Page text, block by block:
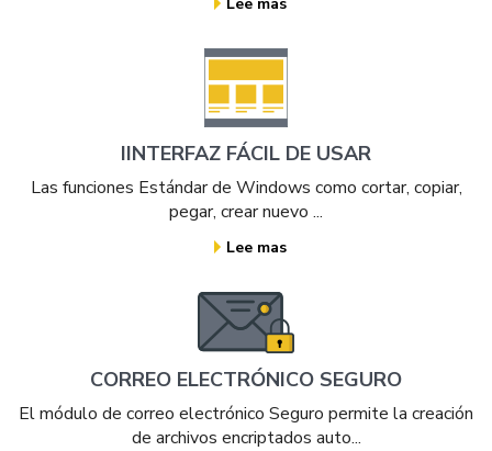
IINTERFAZ FÁCIL DE USAR
Las funciones Estándar de Windows como cortar, copiar,
pegar, crear nuevo ...
Lee mas
CORREO ELECTRÓNICO SEGURO
El módulo de correo electrónico Seguro permite la creación
de archivos encriptados auto...